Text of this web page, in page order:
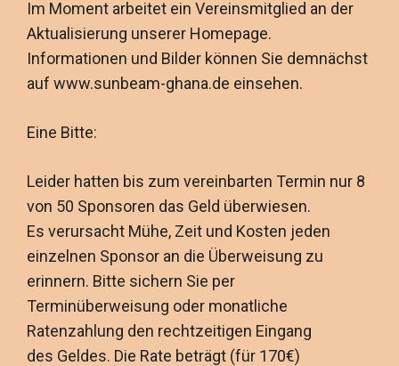
Im Moment arbeitet ein Vereinsmitglied an der
Aktualisierung unserer Homepage.
Informationen und Bilder können Sie demnächst
auf www.sunbeam-ghana.de einsehen.
Eine Bitte:
Leider hatten bis zum vereinbarten Termin nur 8
von 50 Sponsoren das Geld überwiesen.
Es verursacht Mühe, Zeit und Kosten jeden
einzelnen Sponsor an die Überweisung zu
erinnern. Bitte sichern Sie per
Terminüberweisung oder monatliche
Ratenzahlung den rechtzeitigen Eingang
des Geldes. Die Rate beträgt (für 170€)